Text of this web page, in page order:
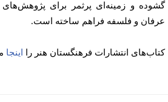
و زمینه‌ای پرثمر برای پژوهش‌های
و فلسفه فراهم ساخته است.
انتشارات فرهنگستان هنر را اینجا